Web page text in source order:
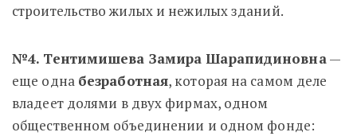
строительство жилых и нежилых зданий.
№4. Тентимишева Замира Шарапидиновна—
еще одна безработная, которая на самом деле
владеет долями в двух фирмах, одном
общественном объединении и одном фонде: